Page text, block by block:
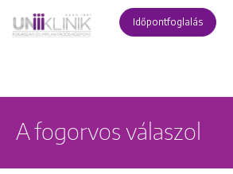
Időpontfoglalás
A fogorvos válaszol